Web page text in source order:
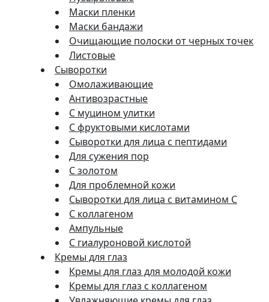
Маски пленки
Маски бандажи
Очищающие полоски от черных точек
Листовые
Сыворотки
Омолаживающие
Антивозрастные
С муцином улитки
С фруктовыми кислотами
Сыворотки для лица с пептидами
Для сужения пор
С золотом
Для проблемной кожи
Сыворотки для лица с витамином C
С коллагеном
Ампульные
С гиалуроновой кислотой
Кремы для глаз
Кремы для глаз для молодой кожи
Кремы для глаз с коллагеном